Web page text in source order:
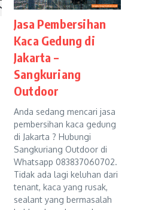
Jasa Pembersihan
Kaca Gedung di
Jakarta –
Sangkuriang
Outdoor
Anda sedang mencari jasa
pembersihan kaca gedung
di Jakarta ? Hubungi
Sangkuriang Outdoor di
Whatsapp 083837060702.
Tidak ada lagi keluhan dari
tenant, kaca yang rusak,
sealant yang bermasalah